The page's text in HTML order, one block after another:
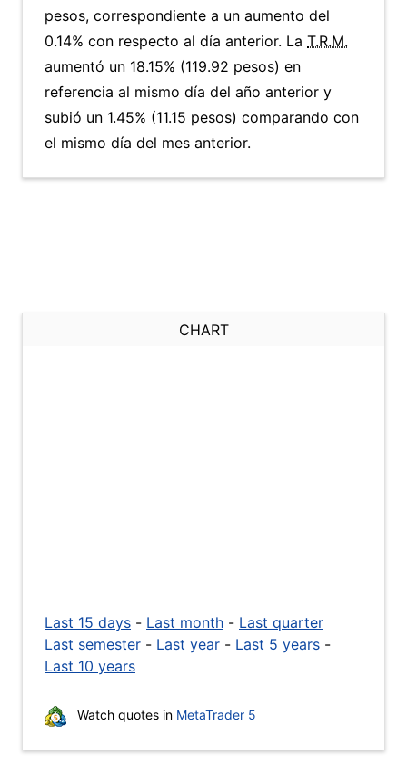
pesos, correspondiente a un aumento del
0.14% con respecto al día anterior. La T.R.M.
aumentó un 18.15% (119.92 pesos) en
referencia al mismo día del año anterior y
subió un 1.45% (11.15 pesos) comparando con
el mismo día del mes anterior.
CHART
Last 15 days - Last month - Last quarter
Last semester - Last year - Last 5 years -
Last 10 years
Watch quotes in MetaTrader 5